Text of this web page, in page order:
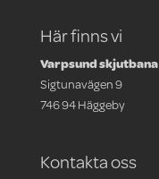
Här finns vi
Varpsund skjutbana
Sigtunavägen 9
746 94 Häggeby
Kontakta oss